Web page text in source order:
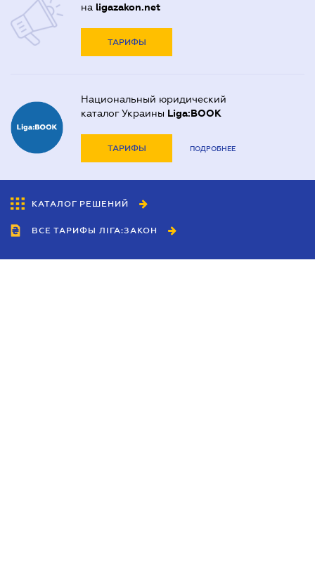
на ligazakon.net
ТАРИФЫ
Национальный юридический
каталог Украины Liga:BOOK
ТАРИФЫ ПОДРОБНЕЕ
КАТАЛОГ РЕШЕНИЙ
ВСЕ ТАРИФЫ ЛІГА:ЗАКОН